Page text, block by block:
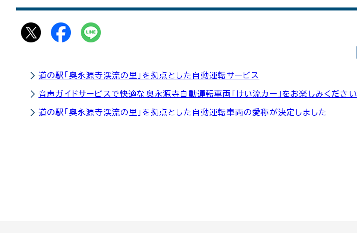
道の駅「奥永源寺渓流の里」を拠点とした自動運転サービス
音声ガイドサービスで快適な奥永源寺自動運転車両「けい流カー」をお楽しみください
道の駅「奥永源寺渓流の里」を拠点とした自動運転車両の愛称が決定しました